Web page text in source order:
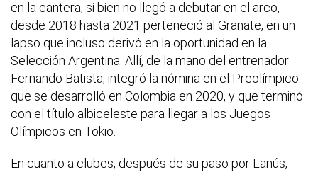
en la cantera, si bien no llegó a debutar en el arco,
desde 2018 hasta 2021 perteneció al Granate, en un
lapso que incluso derivó en la oportunidad en la
Selección Argentina. Allí, de la mano del entrenador
Fernando Batista, integró la nómina en el Preolímpico
que se desarrolló en Colombia en 2020, y que terminó
con el título albiceleste para llegar a los Juegos
Olímpicos en Tokio.
En cuanto a clubes, después de su paso por Lanús,